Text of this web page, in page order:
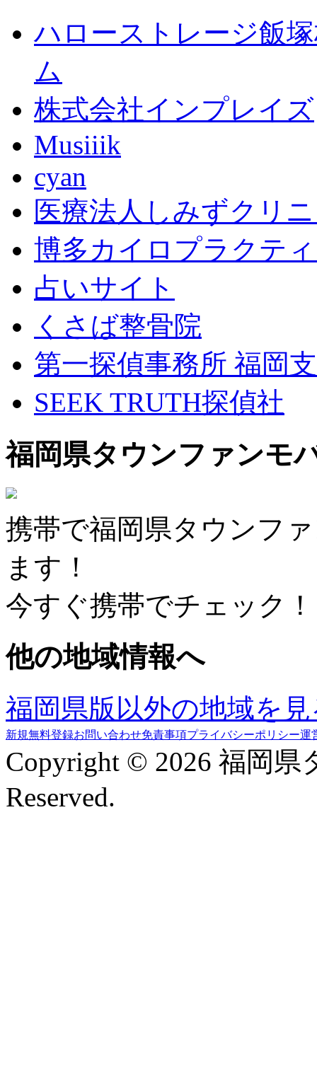
ハローストレージ飯
ム
株式会社インプレイズ
Musiiik
cyan
医療法人しみずクリ
博多カイロプラクテ
占いサイト
くさば整骨院
第一探偵事務所 福岡
SEEK TRUTH探偵社
福岡県タウンファンモ
携帯で福岡県タウンフ
ます！
今すぐ携帯でチェック！
他の地域情報へ
福岡県版以外の地域を
新規無料登録お問い合わせ免責事項プライバシーポリシー運
Copyright © 2026 福岡
Reserved.